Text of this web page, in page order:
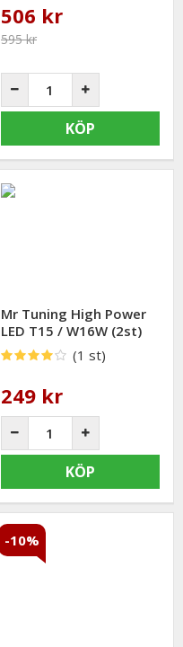
506 kr
595 kr
KÖP
Mr Tuning High Power
LED T15 / W16W (2st)
(1 st)
249 kr
KÖP
-10%